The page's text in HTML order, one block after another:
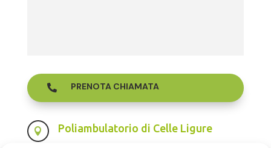
 PRENOTA CHIAMATA
 Poliambulatorio di Celle Ligure